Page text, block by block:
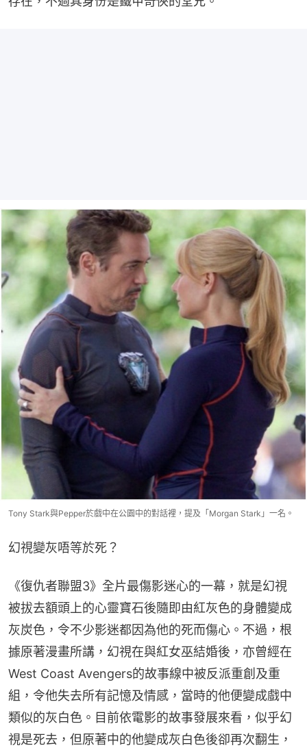
Tony Stark與Pepper於戲中在公園中的對話裡，提及「Morgan Stark」一名。
幻視變灰唔等於死？
《復仇者聯盟3》全片最傷影迷心的一幕，就是幻視
被拔去額頭上的心靈寶石後隨即由紅灰色的身體變成
灰炭色，令不少影迷都因為他的死而傷心。不過，根
據原著漫畫所講，幻視在與紅女巫結婚後，亦曾經在
West Coast Avengers的故事線中被反派重創及重
組，令他失去所有記憶及情感，當時的他便變成戲中
類似的灰白色。目前依電影的故事發展來看，似乎幻
視是死去，但原著中的他變成灰白色後卻再次翻生，